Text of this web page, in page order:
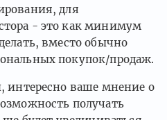
для
- это как минимум
вместо обычно
покупок/продаж.
интересно ваше мнение о
получать